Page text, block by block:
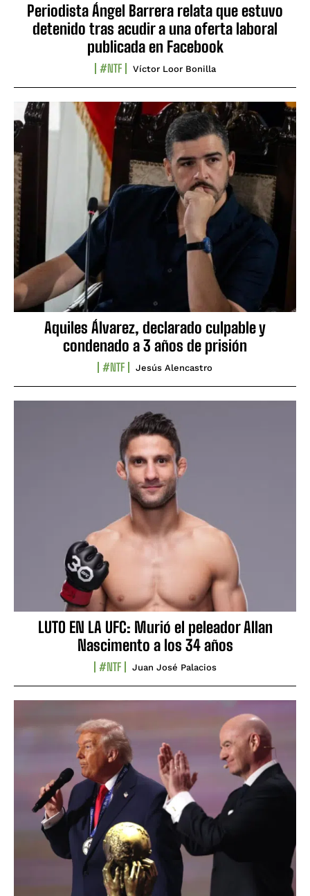
Periodista Ángel Barrera relata que estuvo
detenido tras acudir a una oferta laboral
publicada en Facebook
#NTF Víctor Loor Bonilla
Aquiles Álvarez, declarado culpable y
condenado a 3 años de prisión
#NTF Jesús Alencastro
LUTO EN LA UFC: Murió el peleador Allan
Nascimento a los 34 años
#NTF Juan José Palacios